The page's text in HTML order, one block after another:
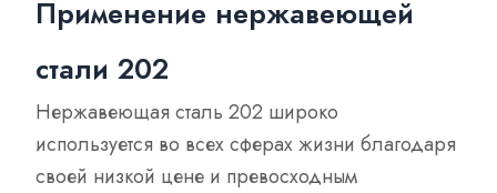
Применение нержавеющей
стали 202
Нержавеющая сталь 202 широко
используется во всех сферах жизни благодаря
своей низкой цене и превосходным